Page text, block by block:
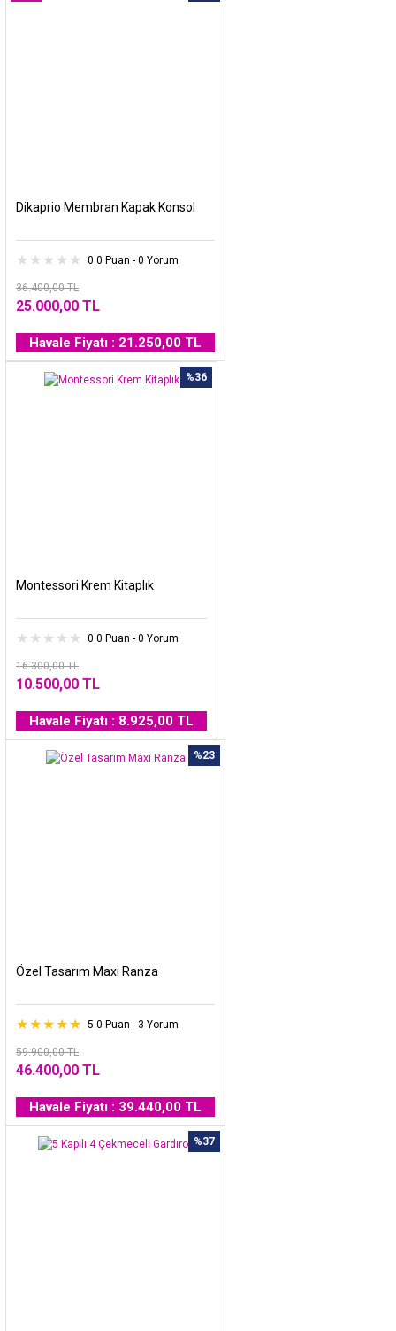
Dikaprio Membran Kapak Konsol
0.0 Puan - 0 Yorum
36.400,00 TL
25.000,00 TL
Havale Fiyatı : 21.250,00 TL
%36
Montessori Krem Kitaplık
0.0 Puan - 0 Yorum
16.300,00 TL
10.500,00 TL
Havale Fiyatı : 8.925,00 TL
%23
Özel Tasarım Maxi Ranza
5.0 Puan - 3 Yorum
59.900,00 TL
46.400,00 TL
Havale Fiyatı : 39.440,00 TL
%37